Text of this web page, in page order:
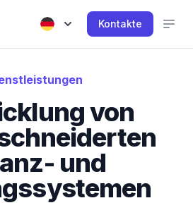
Kontakte
von
und